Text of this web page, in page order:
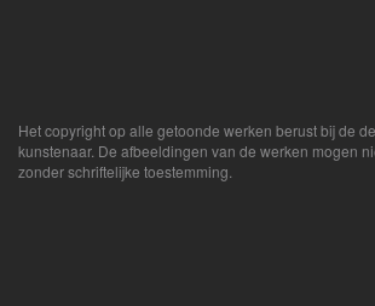
Het copyright op alle getoonde werken berust bij de
kunstenaar. De afbeeldingen van de werken mogen
zonder schriftelijke toestemming.